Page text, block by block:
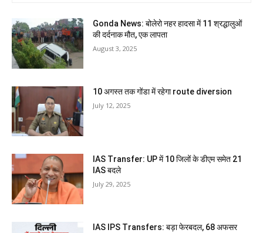
Gonda News: बोलेरो नहर हादसा में 11 श्रद्धालुओं
की दर्दनाक मौत, एक लापता
August 3, 2025
10 अगस्त तक गोंडा में रहेगा route diversion
July 12, 2025
IAS Transfer: UP में 10 जिलों के डीएम समेत 21
IAS बदले
July 29, 2025
IAS IPS Transfers: बड़ा फेरबदल, 68 अफसर